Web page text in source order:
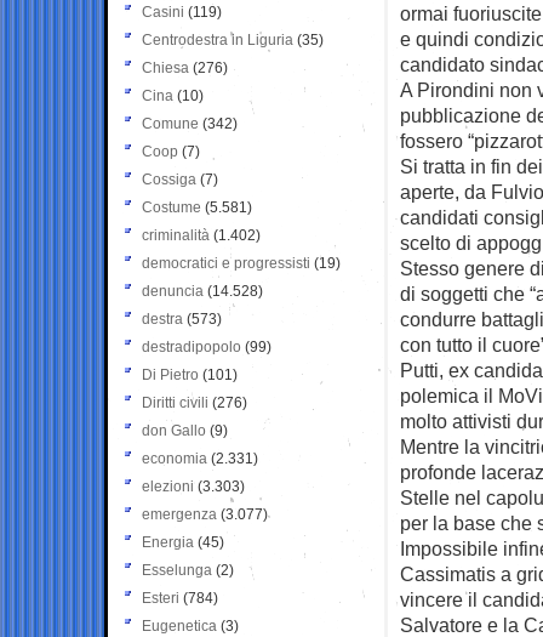
ormai
e quindi
candidato
A Pirondini non
pubblicazione
fossero
Si tratta in fin
aperte, da
candidati
scelto di
Stesso genere
di soggetti che
condurre
con tutto il
Putti, ex
polemica il
molto attivisti
Mentre la
profonde
Stelle nel
per la base che
Impossibile
Cassimatis a
vincere il
Salvatore e la
Casini (119)
Centrodestra in Liguria (35)
Chiesa (276)
Cina (10)
Comune (342)
Coop (7)
Cossiga (7)
Costume (5.581)
criminalità (1.402)
democratici e progressisti (19)
denuncia (14.528)
destra (573)
destradipopolo (99)
Di Pietro (101)
Diritti civili (276)
don Gallo (9)
economia (2.331)
elezioni (3.303)
emergenza (3.077)
Energia (45)
Esselunga (2)
Esteri (784)
Eugenetica (3)